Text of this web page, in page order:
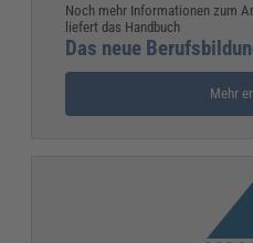
Noch mehr Informationen zum
liefert das Handbuch
Das neue
Mehr